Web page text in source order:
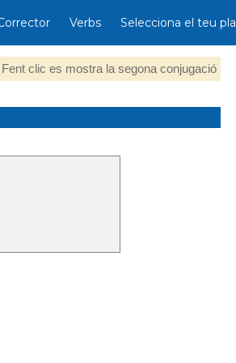
Verbs Selecciona el teu pla
Fent clic es mostra la segona conjugació